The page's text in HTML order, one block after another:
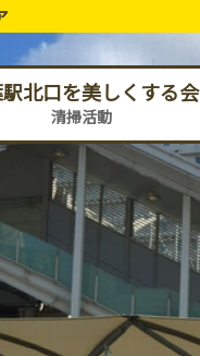
北口を美しくする会
清掃活動